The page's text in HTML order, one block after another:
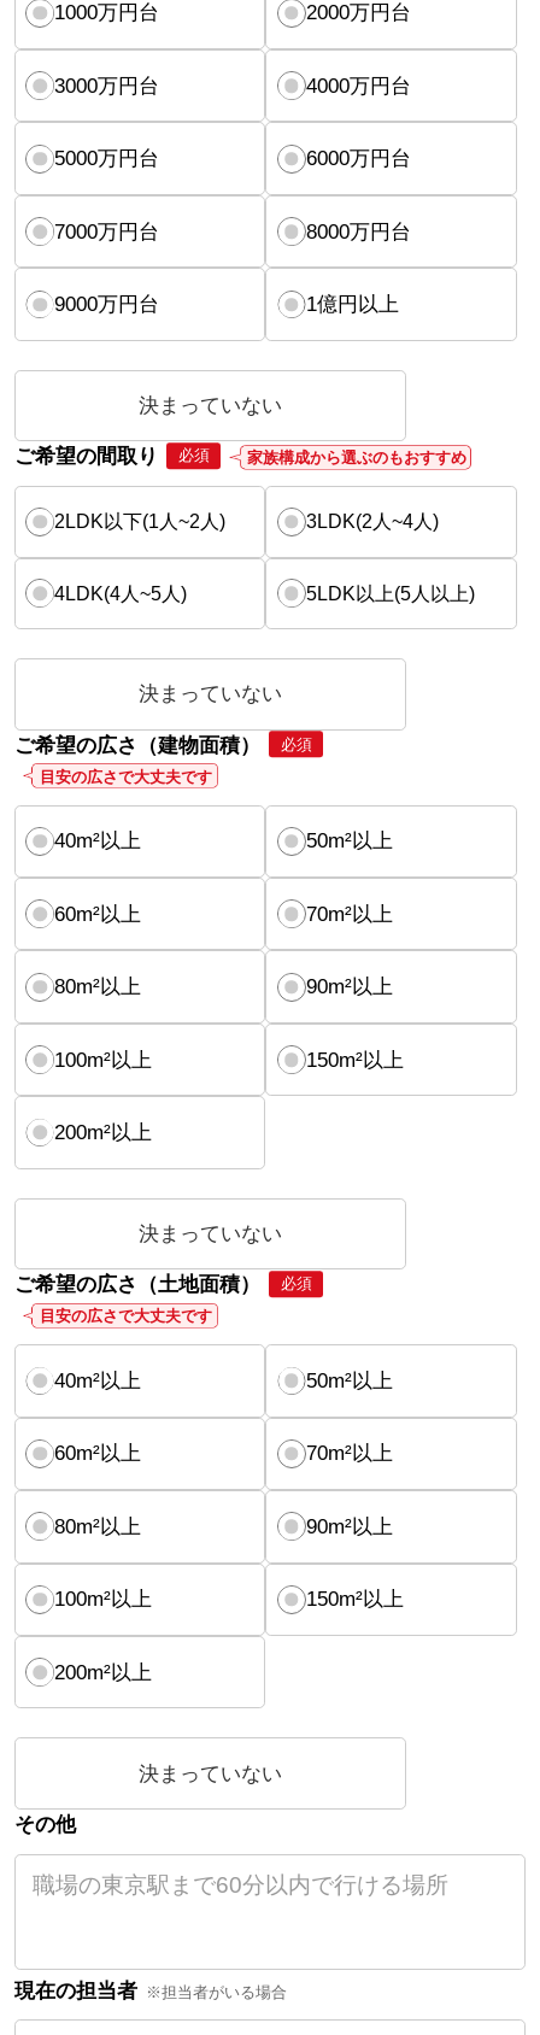
1000万円台 2000万円台
3000万円台 4000万円台
5000万円台 6000万円台
7000万円台 8000万円台
9000万円台 1億円以上
決まっていない
ご希望の間取り 必須 家族構成から選ぶのもおすすめ
2LDK以下(1人~2人) 3LDK(2人~4人)
4LDK(4人~5人) 5LDK以上(5人以上)
決まっていない
ご希望の広さ（建物面積）
必須
目安の広さで大丈夫です
40m²以上 50m²以上
60m²以上 70m²以上
80m²以上 90m²以上
100m²以上 150m²以上
200m²以上
決まっていない
ご希望の広さ（土地面積）
必須
目安の広さで大丈夫です
40m²以上 50m²以上
60m²以上 70m²以上
80m²以上 90m²以上
100m²以上 150m²以上
200m²以上
決まっていない
その他
現在の担当者 ※担当者がいる場合